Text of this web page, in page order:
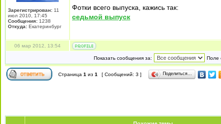
Зарегистрирован: 11
июл 2010, 17:45
Сообщения: 1238
Откуда: Екатеринбург
Фотки всего выпуска, кажись так:
седьмой выпуск
06 мар 2012, 13:54
Показать сообщения за: Поле
Страница 1 из 1 [ Сообщений: 3 ] Поделиться…